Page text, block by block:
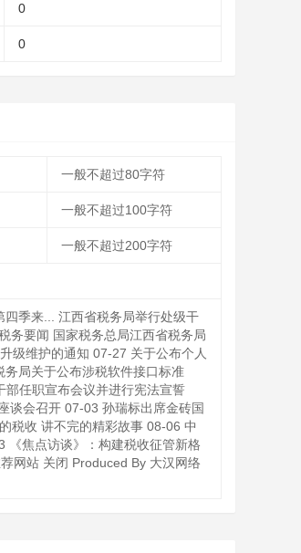
0
0
一般不超过80字符
一般不超过100字符
一般不超过200字符
季来... 江西省税务局举行处级干
务要闻 国家税务总局江西省税务局
级维护的通知 07-27 关于公布个人
局关于公布涉税软件接口标准
部任职宣布会议并进行宪法宣誓
谈会召开 07-03 孙瑞标出席金砖国
税收 讲不完的精彩故事 08-06 中
《焦点访谈》：构建税收征管新格
网站 关闭 Produced By 大汉网络